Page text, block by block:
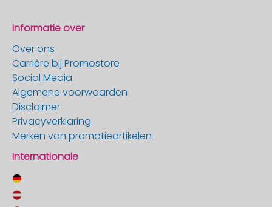
Informatie over
Over ons
Carrière bij Promostore
Social Media
Algemene voorwaarden
Disclaimer
Privacyverklaring
Merken van promotieartikelen
Internationale